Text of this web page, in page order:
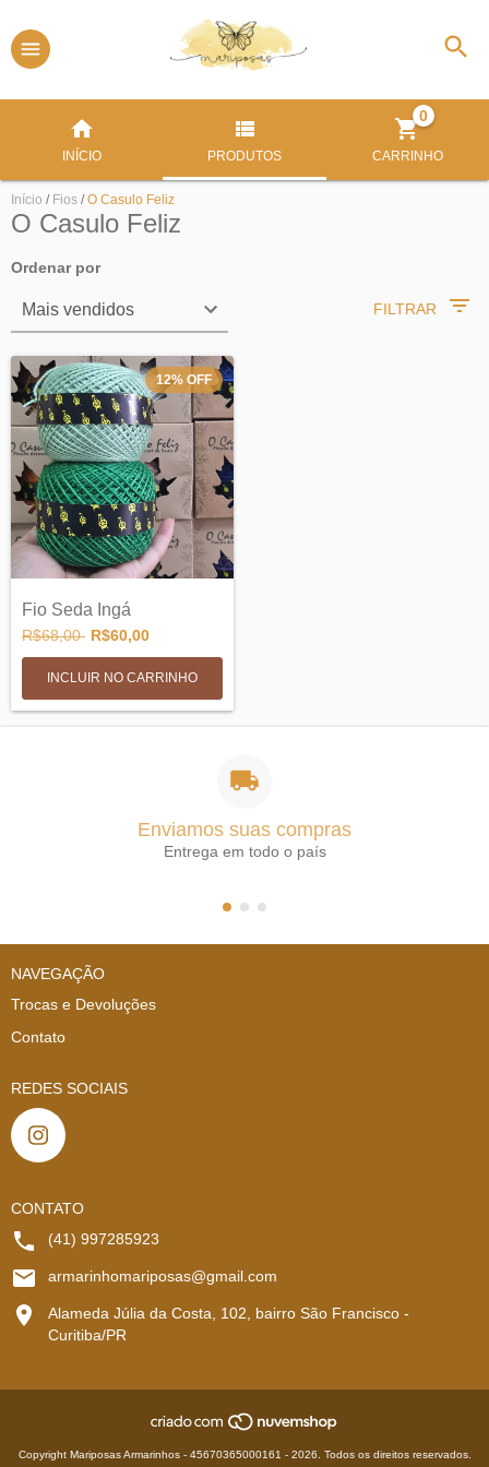
INÍCIO PRODUTOS CARRINHO
0
Início / Fios / O Casulo Feliz
O Casulo Feliz
Ordenar por
FILTRAR
12% OFF
Fio Seda Ingá
R$68,00 R$60,00
INCLUIR NO CARRINHO
Enviamos suas compras
Entrega em todo o país
NAVEGAÇÃO
Trocas e Devoluções
Contato
REDES SOCIAIS
CONTATO
(41) 997285923
armarinhomariposas@gmail.com
Alameda Júlia da Costa, 102, bairro São Francisco -
Curitiba/PR
Copyright Mariposas Armarinhos - 45670365000161 - 2026. Todos os direitos reservados.